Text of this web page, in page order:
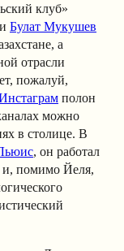
клуб»
Булат Мукушев
а
отрасли
пожалуй,
полон
можно
в столице. В
, он работал
и, помимо Йеля,